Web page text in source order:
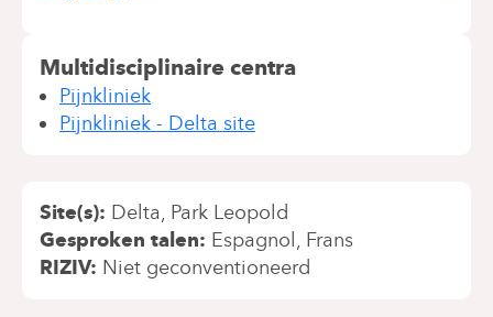
Multidisciplinaire centra
Pijnkliniek
Pijnkliniek - Delta site
Site(s) Delta Park Leopold
Gesproken talen Espagnol
Frans
RIZIV Niet geconventioneerd